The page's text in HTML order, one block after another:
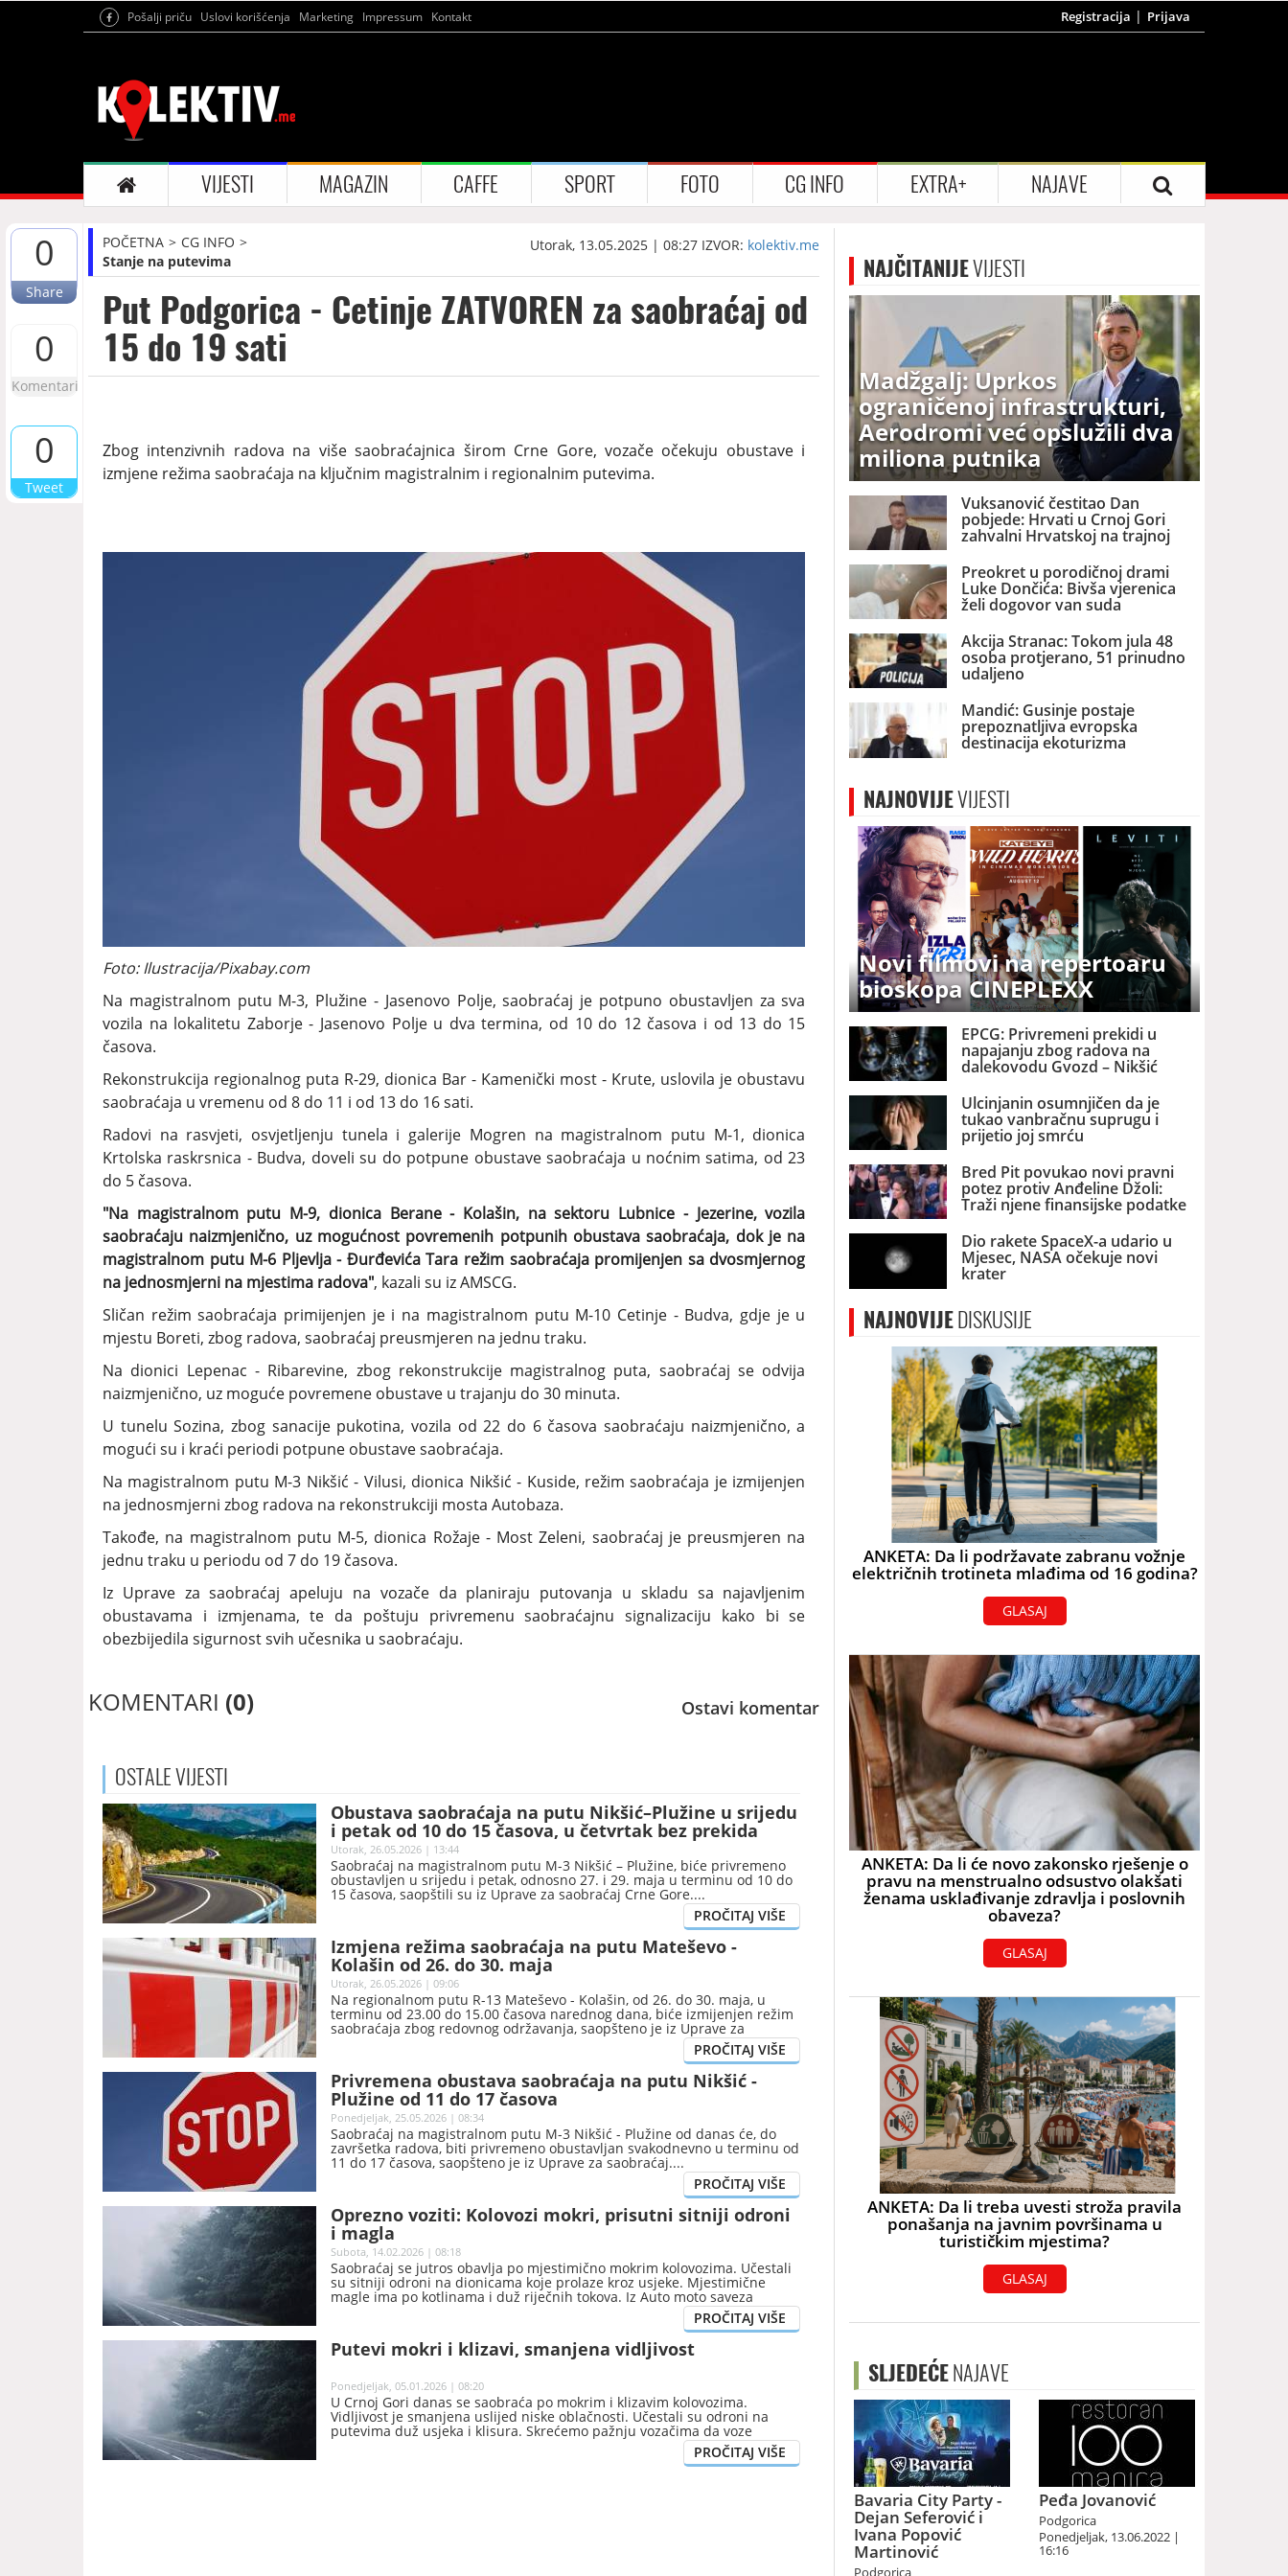
Pošalji priču Uslovi korišćenja Marketing Impressum Kontakt Registracija Prijava
VIJESTI MAGAZIN CAFFE SPORT FOTO CG INFO EXTRA+ NAJAVE
0
Share
0
Komentari
0
Tweet
POČETNA
CG INFO
Stanje na putevima
Utorak, 13.05.2025 | 08:27 IZVOR: kolektiv.me
Put Podgorica - Cetinje ZATVOREN za saobraćaj od
15 do 19 sati
Zbog intenzivnih radova na više saobraćajnica širom Crne Gore, vozače očekuju obustave i
izmjene režima saobraćaja na ključnim magistralnim i regionalnim putevima.
Foto: Ilustracija/Pixabay.com
Na magistralnom putu M-3, Plužine - Jasenovo Polje, saobraćaj je potpuno obustavljen za sva
vozila na lokalitetu Zaborje - Jasenovo Polje u dva termina, od 10 do 12 časova i od 13 do 15
časova.
Rekonstrukcija regionalnog puta R-29, dionica Bar - Kamenički most - Krute, uslovila je obustavu
saobraćaja u vremenu od 8 do 11 i od 13 do 16 sati.
Radovi na rasvjeti, osvjetljenju tunela i galerije Mogren na magistralnom putu M-1, dionica
Krtolska raskrsnica - Budva, doveli su do potpune obustave saobraćaja u noćnim satima, od 23
do 5 časova.
"Na magistralnom putu M-9, dionica Berane - Kolašin, na sektoru Lubnice - Jezerine, vozila
saobraćaju naizmjenično, uz mogućnost povremenih potpunih obustava saobraćaja, dok je na
magistralnom putu M-6 Pljevlja - Đurđevića Tara režim saobraćaja promijenjen sa dvosmjernog
na jednosmjerni na mjestima radova", kazali su iz AMSCG.
Sličan režim saobraćaja primijenjen je i na magistralnom putu M-10 Cetinje - Budva, gdje je u
mjestu Boreti, zbog radova, saobraćaj preusmjeren na jednu traku.
Na dionici Lepenac - Ribarevine, zbog rekonstrukcije magistralnog puta, saobraćaj se odvija
naizmjenično, uz moguće povremene obustave u trajanju do 30 minuta.
U tunelu Sozina, zbog sanacije pukotina, vozila od 22 do 6 časova saobraćaju naizmjenično, a
mogući su i kraći periodi potpune obustave saobraćaja.
Na magistralnom putu M-3 Nikšić - Vilusi, dionica Nikšić - Kuside, režim saobraćaja je izmijenjen
na jednosmjerni zbog radova na rekonstrukciji mosta Autobaza.
Takođe, na magistralnom putu M-5, dionica Rožaje - Most Zeleni, saobraćaj je preusmjeren na
jednu traku u periodu od 7 do 19 časova.
Iz Uprave za saobraćaj apeluju na vozače da planiraju putovanja u skladu sa najavljenim
obustavama i izmjenama, te da poštuju privremenu saobraćajnu signalizaciju kako bi se
obezbijedila sigurnost svih učesnika u saobraćaju.
KOMENTARI (0) Ostavi komentar
OSTALEVIJESTI
Obustava saobraćaja na putu Nikšić–Plužine u srijedu
i petak od 10 do 15 časova, u četvrtak bez prekida
Utorak, 26.05.2026 | 13:44
Saobraćaj na magistralnom putu M-3 Nikšić – Plužine, biće privremeno
obustavljen u srijedu i petak, odnosno 27. i 29. maja u terminu od 10 do
15 časova, saopštili su iz Uprave za saobraćaj Crne Gore.
Izmjena režima saobraćaja na putu Mateševo -
Kolašin od 26. do 30. maja
Utorak, 26.05.2026 | 09:06
Na regionalnom putu R-13 Mateševo - Kolašin, od 26. do 30. maja, u
terminu od 23.00 do 15.00 časova narednog dana, biće izmijenjen režim
saobraćaja zbog redovnog održavanja, saopšteno je iz Uprave za
Privremena obustava saobraćaja na putu Nikšić -
Plužine od 11 do 17 časova
Ponedjeljak, 25.05.2026 | 08:34
Saobraćaj na magistralnom putu M-3 Nikšić - Plužine od danas će, do
završetka radova, biti privremeno obustavljan svakodnevno u terminu od
11 do 17 časova, saopšteno je iz Uprave za saobraćaj.
Oprezno voziti: Kolovozi mokri, prisutni sitniji odroni
i magla
Subota, 14.02.2026 | 08:18
Saobraćaj se jutros obavlja po mjestimično mokrim kolovozima. Učestali
su sitniji odroni na dionicama koje prolaze kroz usjeke. Mjestimične
magle ima po kotlinama i duž riječnih tokova. Iz Auto moto saveza
savjetuju opreznu vožnju prilagođenu nestabilnim vremenskim
Putevi mokri i klizavi, smanjena vidljivost
Ponedjeljak, 05.01.2026 | 08:20
U Crnoj Gori danas se saobraća po mokrim i klizavim kolovozima.
Vidljivost je smanjena uslijed niske oblačnosti. Učestali su odroni na
putevima duž usjeka i klisura. Skrećemo pažnju vozačima da voze
pažljivije, da vožnju prilagode trenutnom stanju na putu i poštuju
pravila saobraćaja, saopšteno je iz Auto moto saveza Crne Gore
NAJČITANIJEVIJESTI
Madžgalj: Uprkos
ograničenoj infrastrukturi,
Aerodromi već opslužili dva
miliona putnika
Vuksanović čestitao Dan
pobjede: Hrvati u Crnoj Gori
zahvalni Hrvatskoj na trajnoj
Preokret u porodičnoj drami
Luke Dončića: Bivša vjerenica
želi dogovor van suda
Akcija Stranac: Tokom jula 48
osoba protjerano, 51 prinudno
udaljeno
Mandić: Gusinje postaje
prepoznatljiva evropska
destinacija ekoturizma
NAJNOVIJEVIJESTI
Novi filmovi na repertoaru
bioskopa CINEPLEXX
EPCG: Privremeni prekidi u
napajanju zbog radova na
dalekovodu Gvozd – Nikšić
Ulcinjanin osumnjičen da je
tukao vanbračnu suprugu i
prijetio joj smrću
Bred Pit povukao novi pravni
potez protiv Anđeline Džoli:
Traži njene finansijske podatke
Dio rakete SpaceX-a udario u
Mjesec, NASA očekuje novi
krater
NAJNOVIJEDISKUSIJE
ANKETA: Da li podržavate zabranu vožnje
električnih trotineta mlađima od 16 godina?
GLASAJ
ANKETA: Da li će novo zakonsko rješenje o
pravu na menstrualno odsustvo olakšati
ženama usklađivanje zdravlja i poslovnih
obaveza?
GLASAJ
ANKETA: Da li treba uvesti stroža pravila
ponašanja na javnim površinama u
turističkim mjestima?
GLASAJ
SLJEDEĆENAJAVE
Bavaria City Party -
Dejan Seferović i
Ivana Popović
Martinović
Podgorica
Peđa Jovanović
Podgorica
Ponedjeljak, 13.06.2022 |
16:16